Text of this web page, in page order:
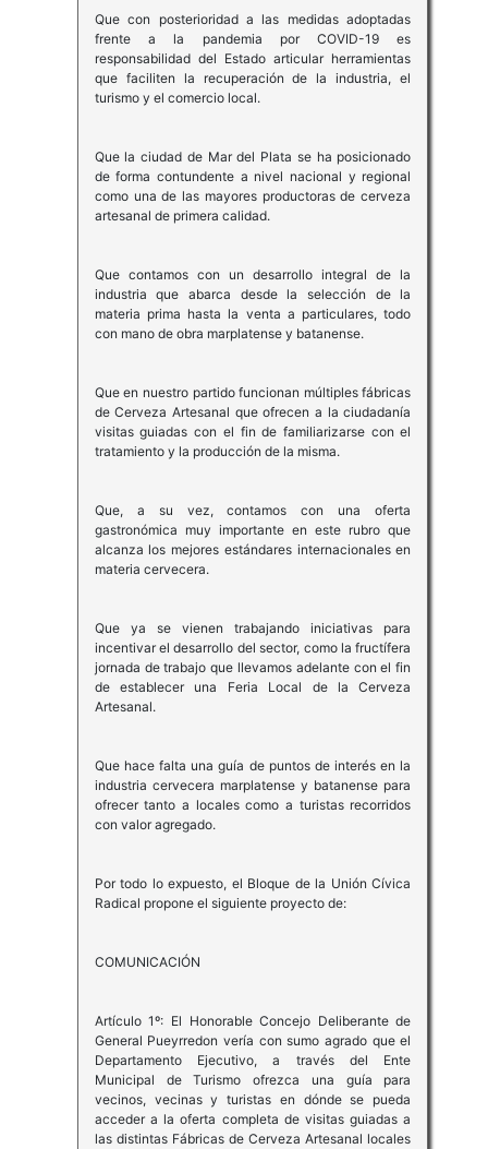
Que con posterioridad a las medidas adoptadas
frente a la pandemia por COVID-19 es
responsabilidad del Estado articular herramientas
que faciliten la recuperación de la industria, el
turismo y el comercio local.
Que la ciudad de Mar del Plata se ha posicionado
de forma contundente a nivel nacional y regional
como una de las mayores productoras de cerveza
artesanal de primera calidad.
Que contamos con un desarrollo integral de la
industria que abarca desde la selección de la
materia prima hasta la venta a particulares, todo
con mano de obra marplatense y batanense.
Que en nuestro partido funcionan múltiples fábricas
de Cerveza Artesanal que ofrecen a la ciudadanía
visitas guiadas con el fin de familiarizarse con el
tratamiento y la producción de la misma.
Que, a su vez, contamos con una oferta
gastronómica muy importante en este rubro que
alcanza los mejores estándares internacionales en
materia cervecera.
Que ya se vienen trabajando iniciativas para
incentivar el desarrollo del sector, como la fructífera
jornada de trabajo que llevamos adelante con el fin
de establecer una Feria Local de la Cerveza
Artesanal.
Que hace falta una guía de puntos de interés en la
industria cervecera marplatense y batanense para
ofrecer tanto a locales como a turistas recorridos
con valor agregado.
Por todo lo expuesto, el Bloque de la Unión Cívica
Radical propone el siguiente proyecto de:
COMUNICACIÓN
Artículo 1º: El Honorable Concejo Deliberante de
General Pueyrredon vería con sumo agrado que el
Departamento Ejecutivo, a través del Ente
Municipal de Turismo ofrezca una guía para
vecinos, vecinas y turistas en dónde se pueda
acceder a la oferta completa de visitas guiadas a
las distintas Fábricas de Cerveza Artesanal locales